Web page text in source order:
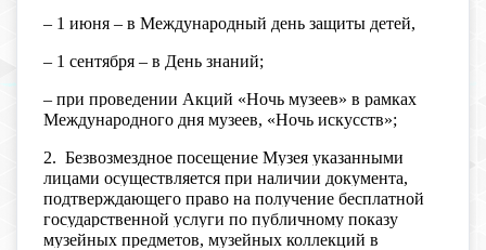
– 1 июня – в Международный день защиты детей,
– 1 сентября – в День знаний;
– при проведении Акций «Ночь музеев» в рамках
Международного дня музеев, «Ночь искусств»;
2. Безвозмездное посещение Музея указанными
лицами осуществляется при наличии документа,
подтверждающего право на получение бесплатной
государственной услуги по публичному показу
музейных предметов, музейных коллекций в